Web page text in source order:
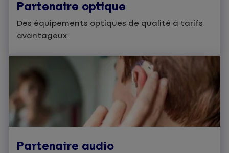
Partenaire optique
Des équipements optiques de qualité à tarifs
avantageux
Partenaire audio